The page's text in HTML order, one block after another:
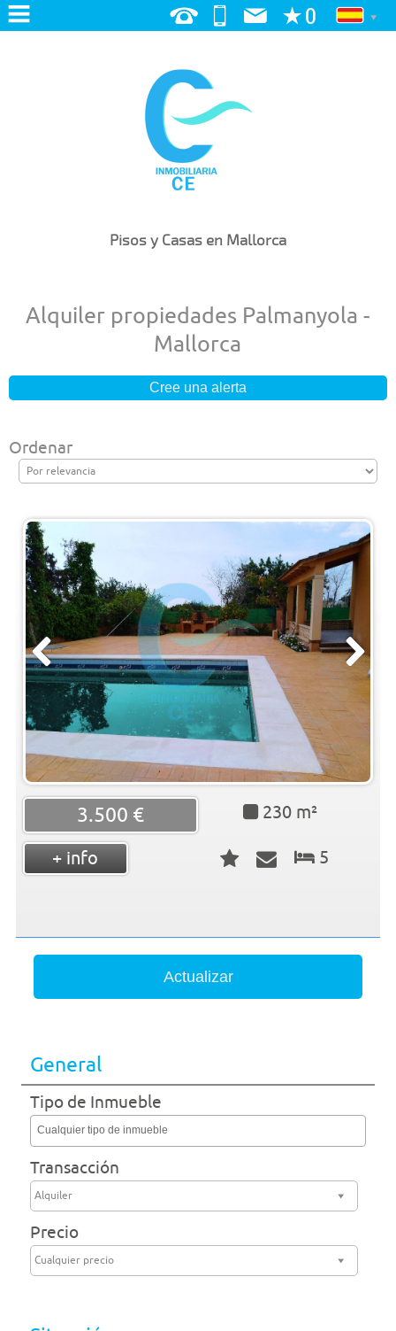
Pisos y Casas en Mallorca
PUBLICA TU VIVIENDA
EN ALQUILER
CONTACTO
Alquiler propiedades Palmanyola -
Mallorca
Ordenar
3.500 € 230 m²
5
+ info
General
Tipo de Inmueble
Cualquier tipo de inmueble
Transacción
Alquiler
Precio
Cualquier precio